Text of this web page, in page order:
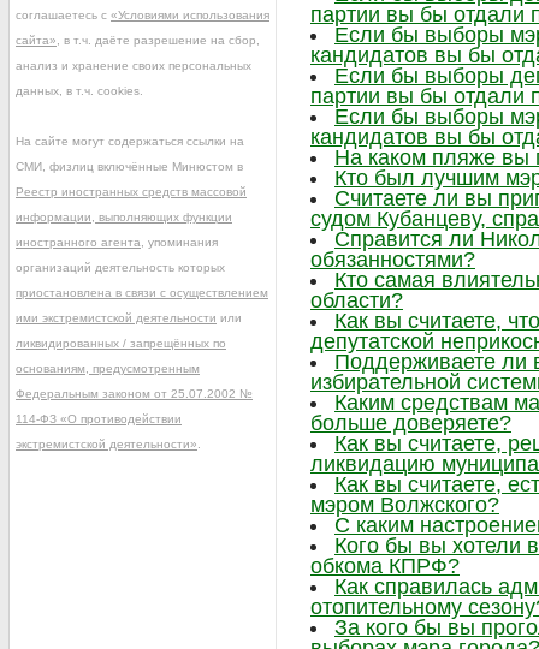
партии вы бы отдали
Если бы выборы
кандидатов вы бы
Если бы выборы
партии вы бы отдали
Если бы выборы
кандидатов вы бы
На каком пляже вы
Кто был лучшим
Считаете ли вы
судом Кубанцеву,
Справится ли
обязанностями?
Кто самая
области?
Как вы считаете,
депутатской
Поддерживаете ли
избирательной
Каким средствам
больше доверяете?
Как вы считаете,
ликвидацию
Как вы считаете,
мэром Волжского?
С каким
Кого бы вы хотели
обкома КПРФ?
Как справилась
отопительному
За кого бы вы
соглашаетесь с «Условиями использования
сайта» , в т.ч. даёте разрешение на сбор,
анализ и хранение своих персональных
данных, в т.ч. cookies.
На сайте могут содержаться ссылки на
СМИ, физлиц включённые Минюстом в
Реестр иностранных средств массовой
информации, выполняющих функции
иностранного агента , упоминания
организаций деятельность которых
приостановлена в связи с осуществлением
ими экстремистской деятельности или
ликвидированных / запрещённых по
основаниям, предусмотренным
Федеральным законом от 25.07.2002 №
114-ФЗ «О противодействии
экстремистской деятельности»